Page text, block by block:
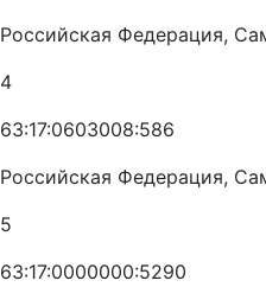
Российская Федерация,
4
63:17:0603008:586
Российская Федерация,
5
63:17:0000000:5290